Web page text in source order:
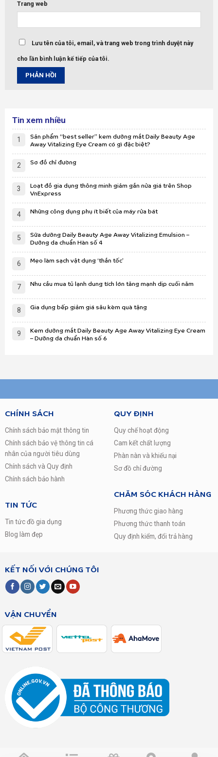
Trang web
Lưu tên của tôi, email, và trang web trong trình duyệt này
cho lần bình luận kế tiếp của tôi.
Tin xem nhiều
1
Sản phẩm “best seller” kem dưỡng mắt Daily Beauty Age
Away Vitalizing Eye Cream có gì đặc biệt?
2 Sơ đồ chỉ đường
3
Loạt đồ gia dụng thông minh giảm gần nửa giá trên Shop
VnExpress
4 Những công dụng phụ ít biết của máy rửa bát
5
Sữa dưỡng Daily Beauty Age Away Vitalizing Emulsion –
Dưỡng da chuẩn Hàn số 4
6 Mẹo làm sạch vật dụng ‘thần tốc’
7 Nhu cầu mua tủ lạnh dung tích lớn tăng mạnh dịp cuối năm
8 Gia dụng bếp giảm giá sâu kèm quà tặng
9
Kem dưỡng mắt Daily Beauty Age Away Vitalizing Eye Cream
– Dưỡng da chuẩn Hàn số 6
CHÍNH SÁCH
Chính sách bảo mật thông tin
Chính sách bảo vệ thông tin cá
nhân của người tiêu dùng
Chính sách và Quy định
Chính sách bảo hành
TIN TỨC
Tin tức đồ gia dụng
Blog làm đẹp
QUY ĐỊNH
Quy chế hoạt động
Cam kết chất lượng
Phàn nàn và khiếu nại
Sơ đồ chỉ đường
CHĂM SÓC KHÁCH HÀNG
Phương thức giao hàng
Phương thức thanh toán
Quy định kiểm, đổi trả hàng
KẾT NỐI VỚI CHÚNG TÔI
VẬN CHUYỂN